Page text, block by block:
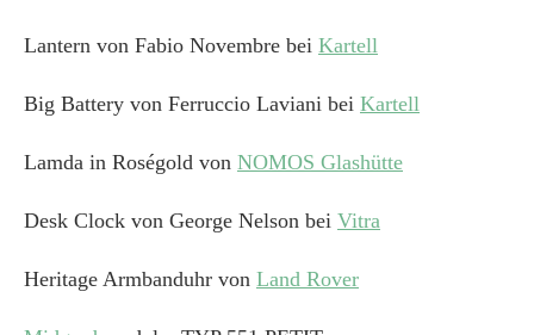
Lantern von Fabio Novembre bei Kartell
Big Battery von Ferruccio Laviani bei Kartell
Lamda in Roségold von NOMOS Glashütte
Desk Clock von George Nelson bei Vitra
Heritage Armbanduhr von Land Rover